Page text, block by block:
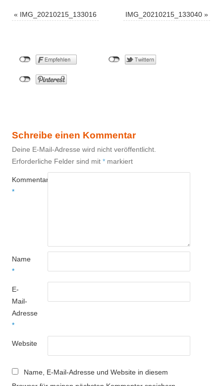
« IMG_20210215_133016 IMG_20210215_133040 »
Schreibe einen Kommentar
Deine E-Mail-Adresse wird nicht veröffentlicht.
Erforderliche Felder sind mit * markiert
Kommentar
*
Name
*
E-
Mail-
Adresse
*
Website
Name, E-Mail-Adresse und Website in diesem